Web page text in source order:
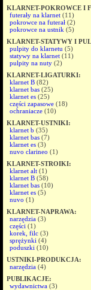
KLARNET-POKROWCE I
futerały na klarnet (11)
pokrowce na futerał (2)
pokrowce na ustnik (5)
KLARNET-STATYWY I
pulpity do klarnetu (5)
statywy na klarnet (11)
pulpity na nuty (2)
KLARNET-LIGATURKI:
klarnet B (82)
klarnet bas (25)
klarnet es (25)
części zapasowe (18)
ochraniacze (10)
KLARNET-USTNIKI:
klarnet b (35)
klarnet bas (7)
klarnet es (3)
nuvo clarineo (1)
KLARNET-STROIKI:
klarnet alt (1)
klarnet B (58)
klarnet bas (10)
klarnet es (5)
nuvo (1)
KLARNET-NAPRAWA:
narzędzia (3)
części (1)
korek, filc (3)
sprężynki (4)
poduszki (10)
USTNIKI-PRODUKCJA:
narzędzia (4)
PUBLIKACJE:
wydawnictwa (3)